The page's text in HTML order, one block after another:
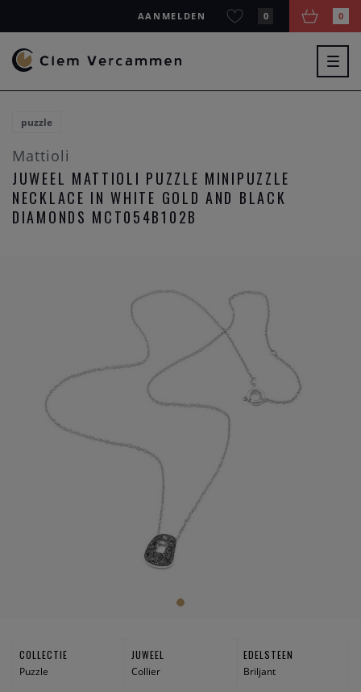
AANMELDEN 0 0
puzzle
Mattioli
JUWEEL MATTIOLI PUZZLE MINIPUZZLE
NECKLACE IN WHITE GOLD AND BLACK
DIAMONDS MCT054B102B
COLLECTIE
Puzzle
JUWEEL
Collier
EDELSTEEN
Briljant